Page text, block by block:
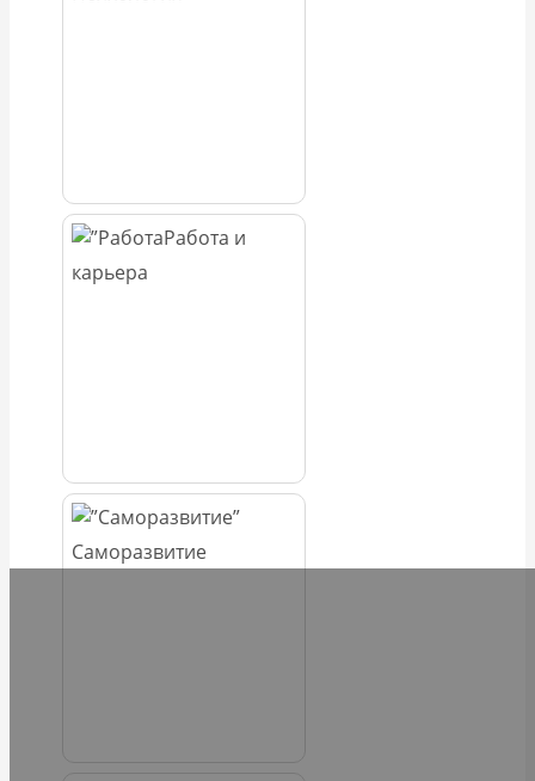
Работа и
карьера
Саморазвитие